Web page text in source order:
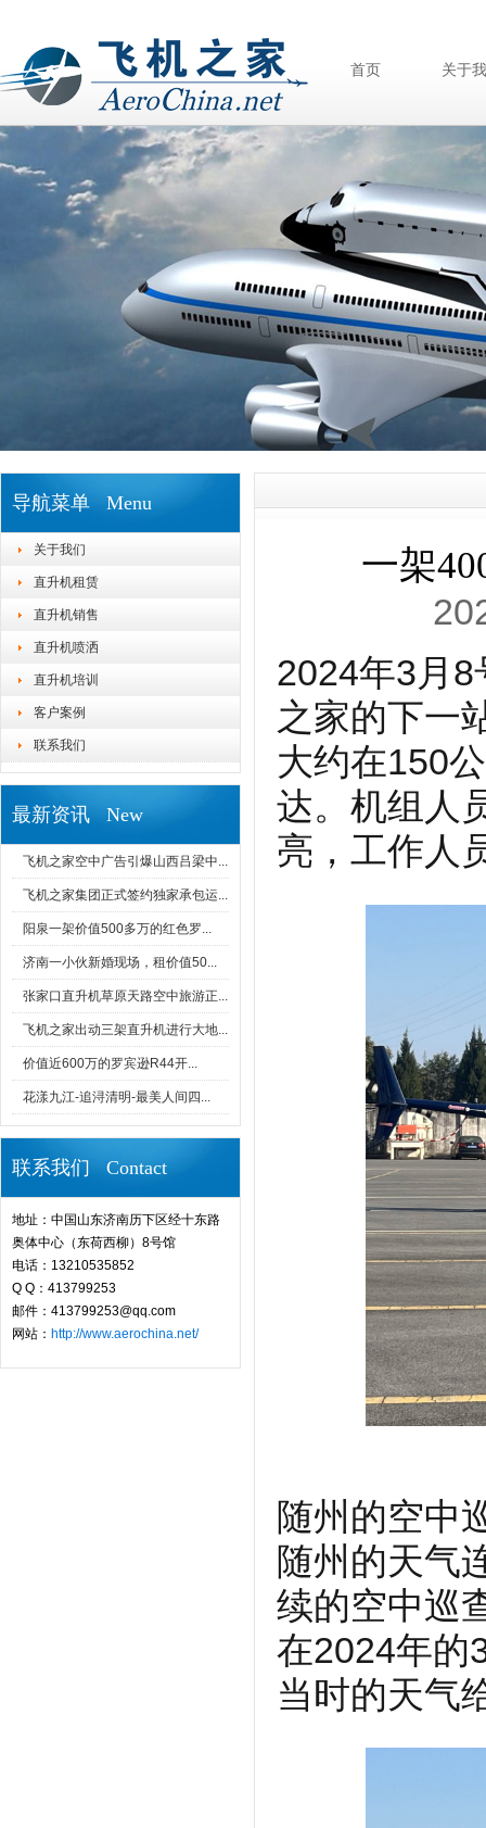
首页 关于
导航菜单 Menu
关于我们
直升机租赁
直升机销售
直升机喷洒
直升机培训
客户案例
联系我们
最新资讯 New
飞机之家空中广告引爆山西吕梁中...
飞机之家集团正式签约独家承包运...
阳泉一架价值500多万的红色罗...
济南一小伙新婚现场，租价值50...
张家口直升机草原天路空中旅游正...
飞机之家出动三架直升机进行大地...
价值近600万的罗宾逊R44开...
花漾九江-追浔清明-最美人间四...
联系我们 Contact
地址：中国山东济南历下区经十东路
奥体中心（东荷西柳）8号馆
电话：13210535852
Q Q：413799253
邮件：413799253@qq.com
网站： http://www.aerochina.net/
一架
2024年3月
之家的下一
大约在150
达。机组人
亮，工作人
随州的空中
随州的天气
续的空中巡
在2024年的
当时的天气